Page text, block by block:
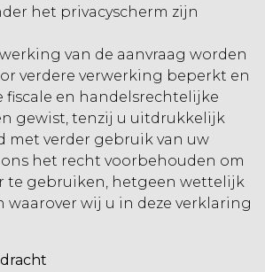
het privacyscherm zijn
van de aanvraag worden
verdere verwerking beperkt en
fiscale en handelsrechtelijke
gewist, tenzij u uitdrukkelijk
met verder gebruik van uw
het recht voorbehouden om
te gebruiken, hetgeen wettelijk
waarover wij u in deze verklaring